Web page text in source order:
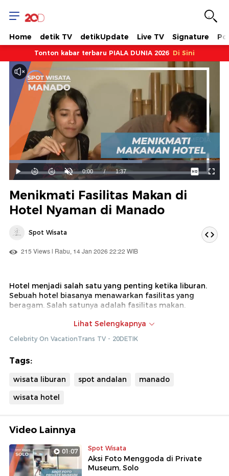
Home detik TV detikUpdate Live TV Signature
Tonton kabar terbaru PIALA DUNIA 2026 Di Sini
Mainkan
Suara
Hidup
Waktu
0:00 / Durasi
1:37
Dimuat:
63.15%
Menikmati Fasilitas Makan di
Hotel Nyaman di Manado
Spot Wisata
215 Views | Rabu, 14 Jan 2026 22:22 WIB
Hotel menjadi salah satu yang penting ketika liburan.
Sebuah hotel biasanya menawarkan fasilitas yang
beragam. Salah satunya adalah fasilitas makan.
Dok : Celebrity on Vacation Trans TV (Diki)
Lihat Selengkapnya
Celebrity On VacationTrans TV - 20DETIK
Tags:
wisata liburan spot andalan
manado
wisata hotel
Video Lainnya
01:07 Spot Wisata
Aksi Foto Menggoda di Private
Museum, Solo